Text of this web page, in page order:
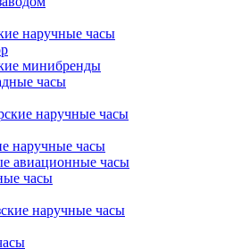
наручные часы
минибренды
часы
наручные часы
наручные часы
авиационные часы
часы
наручные часы